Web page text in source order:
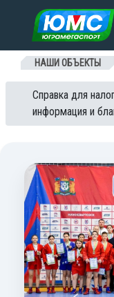
Перейти к
НАШИ ОБЪЕКТЫ
Справка для
информация и